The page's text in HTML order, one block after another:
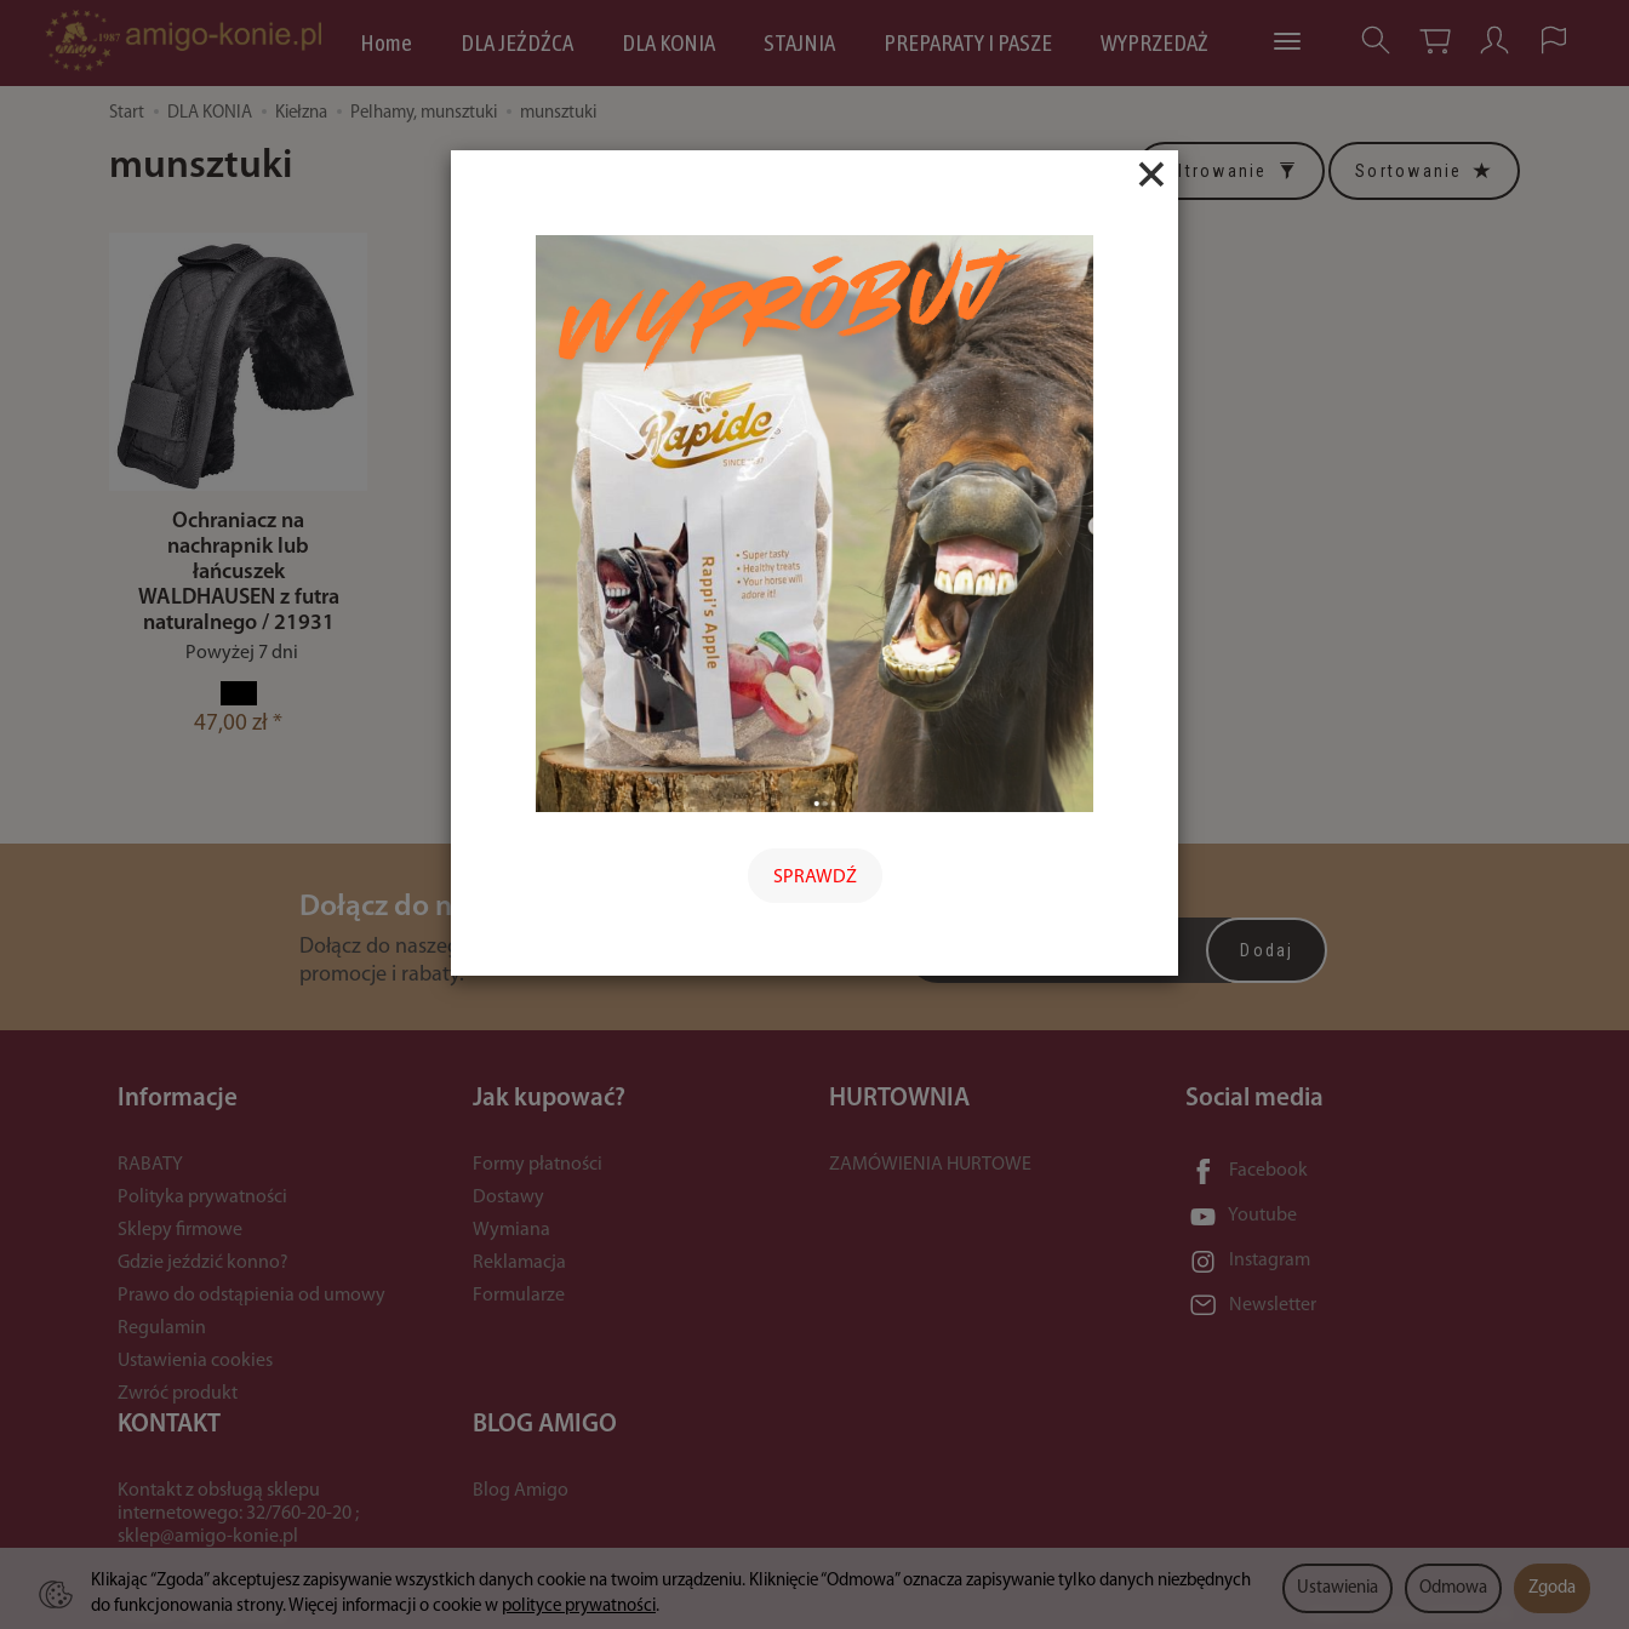
×
SPRAWDŹ
Home DLA JEŹDŹCA DLA KONIA STAJNIA PREPARATY I PASZE WYPRZEDAŻ
Start DLA KONIA Kiełzna Pelhamy, munsztuki munsztuki
munsztuki Filtrowanie Sortowanie
Ochraniacz na
nachrapnik lub
łańcuszek
WALDHAUSEN z futra
naturalnego / 21931
Powyżej 7 dni
47,00 zł *
Dołącz do newslettera
Dołącz do naszego klubu i otrzymuj ciekawe informacje,
promocje i rabaty.
Informacje
RABATY
Polityka prywatności
Sklepy firmowe
Gdzie jeździć konno?
Prawo do odstąpienia od umowy
Regulamin
Ustawienia cookies
Zwróć produkt
Jak kupować?
Formy płatności
Dostawy
Wymiana
Reklamacja
Formularze
HURTOWNIA
ZAMÓWIENIA HURTOWE
KONTAKT
Kontakt z obsługą sklepu
internetowego: 32/760-20-20 ;
sklep@amigo-konie.pl
BLOG AMIGO
Blog Amigo
Social media
Facebook
Youtube
Instagram
Newsletter
*) brutto + koszty dostawy Sklep internetowy SOTESHOP AI
Klikając “Zgoda” akceptujesz zapisywanie wszystkich danych cookie na twoim urządzeniu. Kliknięcie “Odmowa” oznacza zapisywanie tylko danych niezbędnych
do funkcjonowania strony. Więcej informacji o cookie w polityce prywatności.
Ustawienia Odmowa Zgoda